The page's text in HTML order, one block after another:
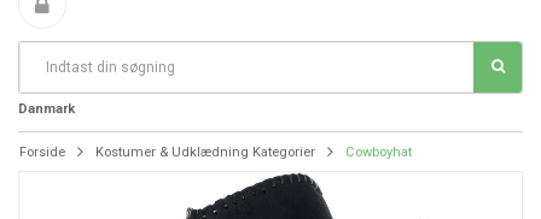
Fri Fragt fra 199 i
Danmark
DAG TIL DAG LEVERING
Forside Kostumer & Udklædning Kategorier Cowboyhat